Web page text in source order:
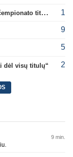
B. Mendy: „Darau ką noriu su savo pasaulio čempionato titulu“ 1
9
5
dėl visų titulų“ 2
9 min.